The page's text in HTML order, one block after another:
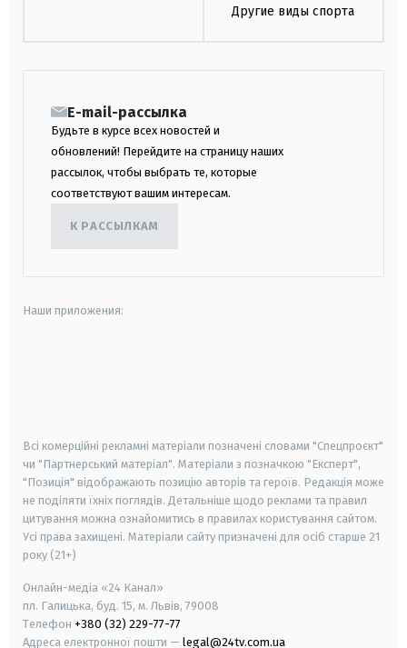
Другие виды спорта
E-mail-рассылка
Будьте в курсе всех новостей и
обновлений! Перейдите на страницу наших
рассылок, чтобы выбрать те, которые
соответствуют вашим интересам.
К РАССЫЛКАМ
Наши приложения:
Всі комерційні рекламні матеріали позначені словами "Спецпроєкт"
чи "Партнерський матеріал". Матеріали з позначкою "Експерт",
"Позиція" відображають позицію авторів та героїв. Редакція може
не поділяти їхніх поглядів. Детальніше щодо реклами та правил
цитування можна ознайомитись в правилах користування сайтом.
Усі права захищені. Матеріали сайту призначені для осіб старше 21
року (21+)
Онлайн-медіа «24 Канал»
пл. Галицька, буд. 15, м. Львів, 79008
Телефон +380 (32) 229-77-77
Адреса електронної пошти — legal@24tv.com.ua